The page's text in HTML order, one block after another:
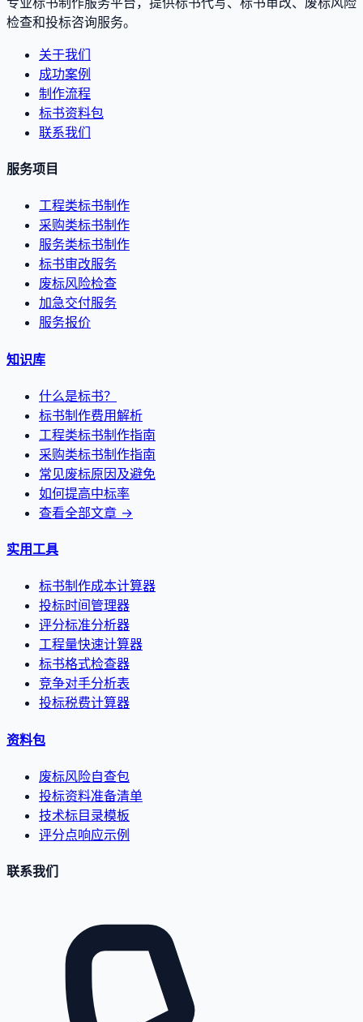
检查和投标咨询服务。
关于我们
成功案例
制作流程
标书资料包
联系我们
服务项目
工程类标书制作
采购类标书制作
服务类标书制作
标书审改服务
废标风险检查
加急交付服务
服务报价
知识库
什么是标书？
标书制作费用解析
工程类标书制作指南
采购类标书制作指南
常见废标原因及避免
如何提高中标率
查看全部文章 →
实用工具
标书制作成本计算器
投标时间管理器
评分标准分析器
工程量快速计算器
标书格式检查器
竞争对手分析表
投标税费计算器
资料包
废标风险自查包
投标资料准备清单
技术标目录模板
评分点响应示例
联系我们